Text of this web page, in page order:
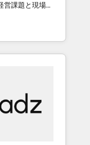
Sales,
➤ AI
custom
work. ➤
tune-ups,
ェンシーとし
フロント業務
エージェントを
る組織で、デ
、CRMを軸と